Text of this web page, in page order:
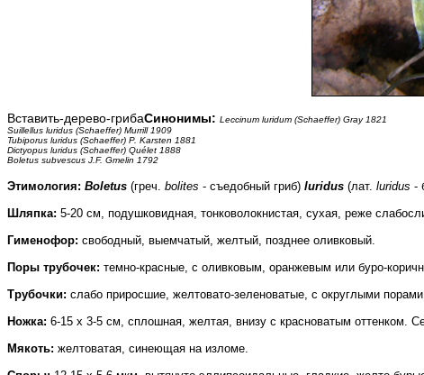
Вставить-дерево-грибаСинонимы: Leccinum luridum (Schaeffer) Gray 1821
Suillellus luridus (Schaeffer) Murrill 1909
Tubiporus luridus (Schaeffer) P. Karsten 1881
Dictyopus luridus (Schaeffer) Quélet 1888
Boletus subvescus J.F. Gmelin 1792
Этимология: Boletus (греч. bolites - съедобный гриб) luridus (лат. luridus -
Шляпка: 5-20 см, подушковидная, тонковолокнистая, сухая, реже
Гименофор: свободный, выемчатый, желтый, позднее оливковый.
Поры трубочек: темно-красные, с оливковым, оранжевым или буро-
Трубочки: слабо приросшие, желтовато-зеленоватые, с округлыми
Ножка: 6-15 х 3-5 см, сплошная, желтая, внизу с красноватым оттенком.
Мякоть: желтоватая, синеющая на изломе.